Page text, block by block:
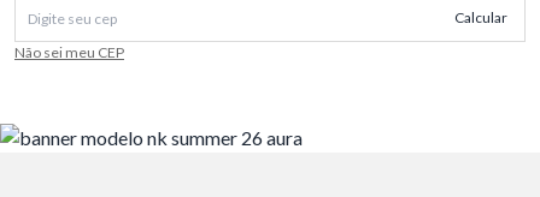
Calcular
Não sei meu CEP